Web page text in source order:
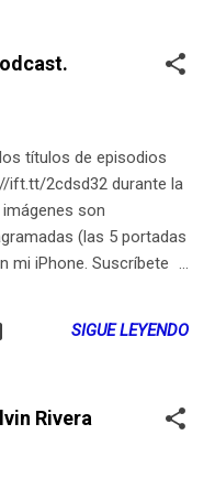
títulos de episodios
ift.tt/2cdsd32 durante la
son
(las 5 portadas
mi iPhone. Suscríbete
SIGUE LEYENDO
Rivera